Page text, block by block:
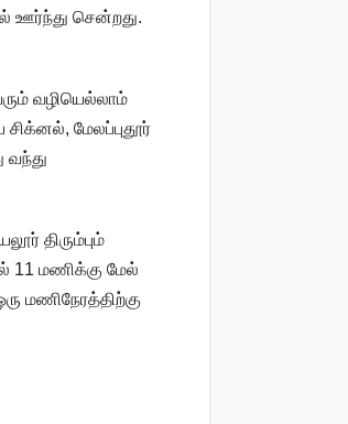
ஊர்ந்து சென்றது.
வழியெல்லாம்
மேலப்புதூர்
வந்து
திரும்பும்
11 மணிக்கு மேல்
மணிநேரத்திற்கு